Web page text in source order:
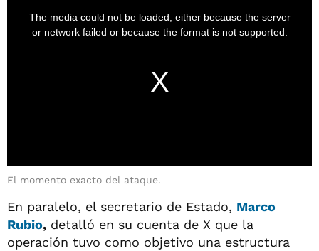
El momento exacto del ataque.
En paralelo, el secretario de Estado, Marco
Rubio, detalló en su cuenta de X que la
operación tuvo como objetivo una estructura